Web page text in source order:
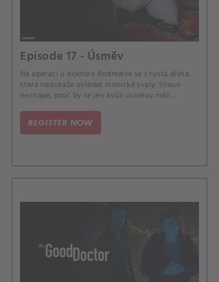
Episode 17 - Úsměv
Na operaci u doktora Andrewse se chystá dívka,
která nedokáže ovládat mimické svaly. Shaun
nechápe, proč by se jen kvůli úsměvu měli
REGISTER NOW